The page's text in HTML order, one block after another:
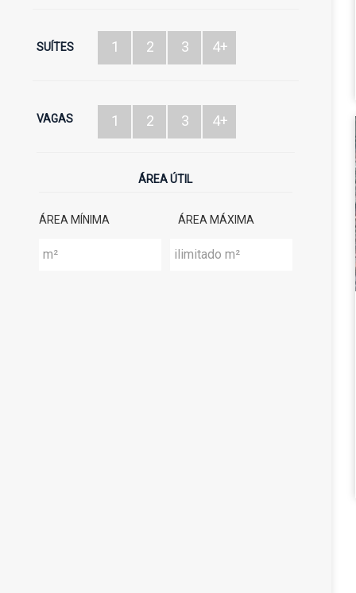
SUÍTES 1 2 3 4+
VAGAS 1 2 3 4+
ÁREA ÚTIL
ÁREA MÍNIMA ÁREA MÁXIMA